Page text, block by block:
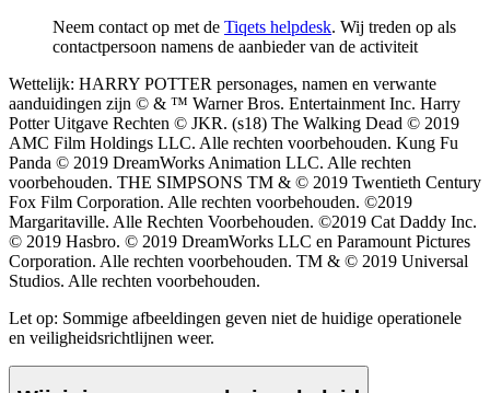
Neem contact op met de Tiqets helpdesk. Wij treden op als
contactpersoon namens de aanbieder van de activiteit
Wettelijk: HARRY POTTER personages, namen en verwante
aanduidingen zijn © & ™ Warner Bros. Entertainment Inc. Harry
Potter Uitgave Rechten © JKR. (s18) The Walking Dead © 2019
AMC Film Holdings LLC. Alle rechten voorbehouden. Kung Fu
Panda © 2019 DreamWorks Animation LLC. Alle rechten
voorbehouden. THE SIMPSONS TM & © 2019 Twentieth Century
Fox Film Corporation. Alle rechten voorbehouden. ©2019
Margaritaville. Alle Rechten Voorbehouden. ©2019 Cat Daddy Inc.
© 2019 Hasbro. © 2019 DreamWorks LLC en Paramount Pictures
Corporation. Alle rechten voorbehouden. TM & © 2019 Universal
Studios. Alle rechten voorbehouden.
Let op: Sommige afbeeldingen geven niet de huidige operationele
en veiligheidsrichtlijnen weer.